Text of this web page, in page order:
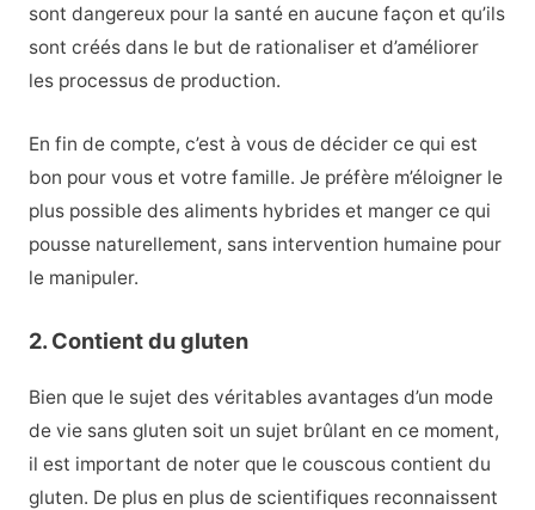
sont dangereux pour la santé en aucune façon et qu’ils
sont créés dans le but de rationaliser et d’améliorer
les processus de production.
En fin de compte, c’est à vous de décider ce qui est
bon pour vous et votre famille. Je préfère m’éloigner le
plus possible des aliments hybrides et manger ce qui
pousse naturellement, sans intervention humaine pour
le manipuler.
2. Contient du gluten
Bien que le sujet des véritables avantages d’un mode
de vie sans gluten soit un sujet brûlant en ce moment,
il est important de noter que le couscous contient du
gluten. De plus en plus de scientifiques reconnaissent